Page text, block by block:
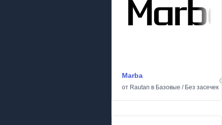
Marba
от Rautan в Базовые / Без засечек